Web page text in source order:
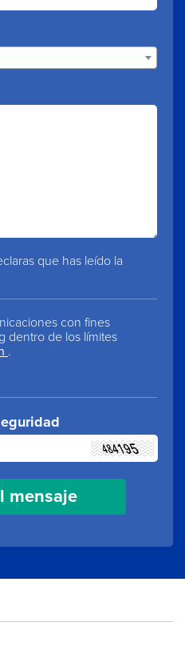
que has leído la
con fines
dentro de los límites
.